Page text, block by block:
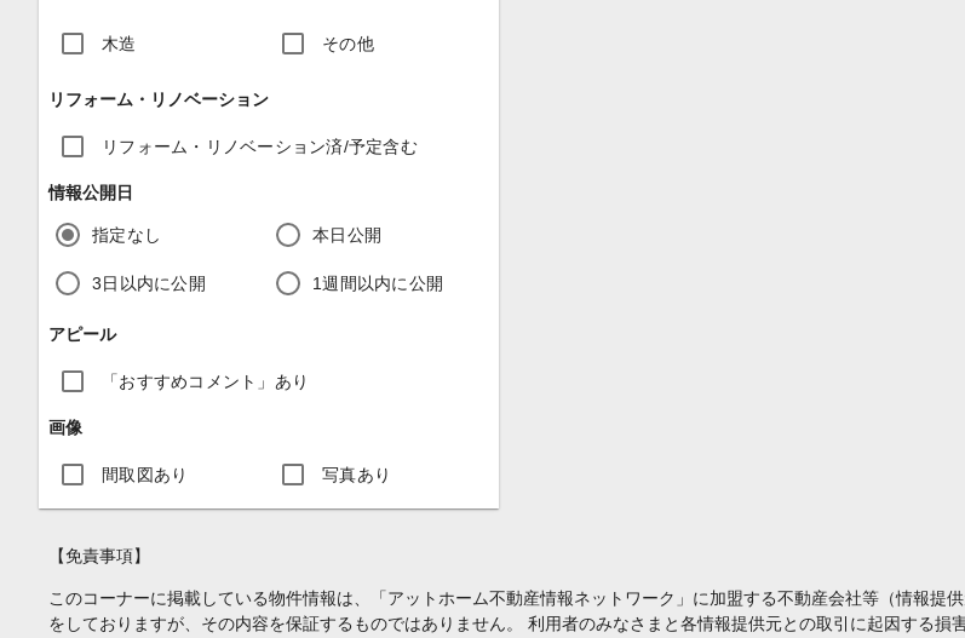
木造 その他
リフォーム・リノベーション
リフォーム・リノベーション済/予定含む
情報公開日
指定なし 本日公開
3日以内に公開 1週間以内に公開
アピール
「おすすめコメント」あり
画像
間取図あり 写真あり
【免責事項】
このコーナーに掲載している物件情報は、「アットホーム不動産情報ネットワーク」に加盟する不動産会社等（情報提
をしておりますが、その内容を保証するものではありません。 利用者のみなさまと各情報提供元との取引に起因する